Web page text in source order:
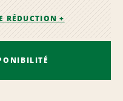
RÉDUCTION +